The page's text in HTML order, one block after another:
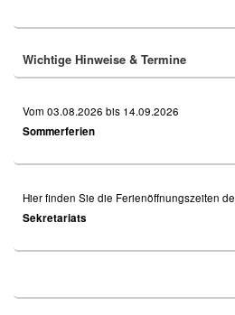
Area
Wichtige Hinweise & Termine
Vom 03.08.2026 bis 14.09.2026
Sommerferien
Hier finden Sie die Ferienöffnungszeiten
Sekretariats